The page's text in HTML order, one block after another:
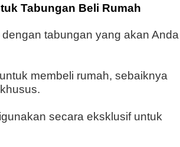
Tabungan Beli Rumah
tabungan yang akan Anda
membeli rumah, sebaiknya
secara eksklusif untuk